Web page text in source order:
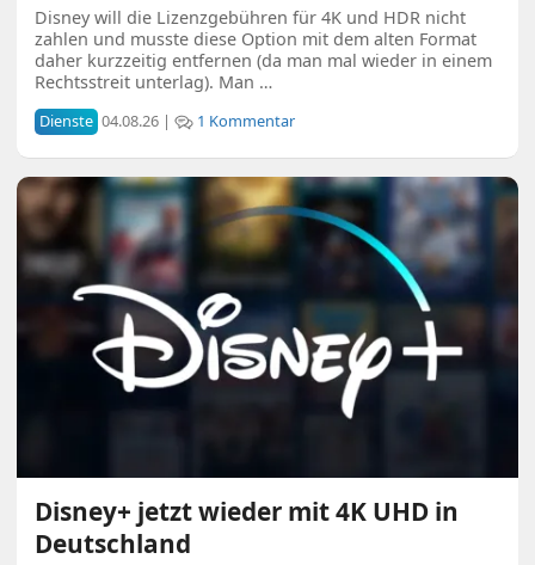
Disney will die Lizenzgebühren für 4K und HDR nicht
zahlen und musste diese Option mit dem alten Format
daher kurzzeitig entfernen (da man mal wieder in einem
Rechtsstreit unterlag). Man …
Dienste 04.08.26 | 1 Kommentar
Disney+ jetzt wieder mit 4K UHD in
Deutschland